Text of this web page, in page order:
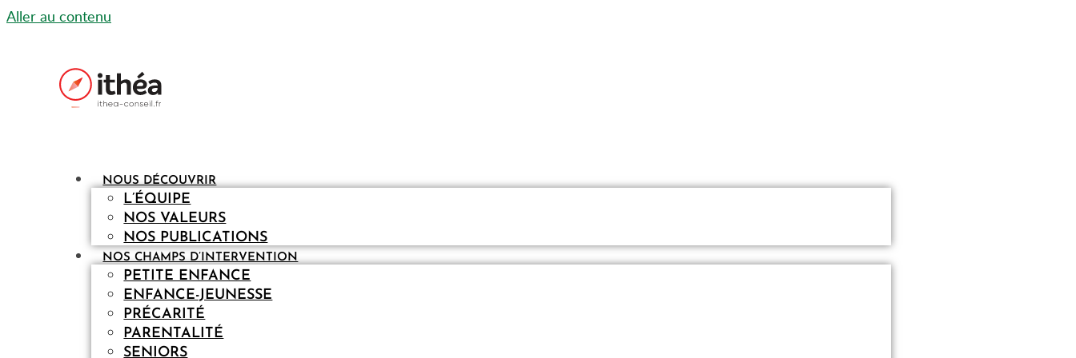
Aller au contenu
NOUS DÉCOUVRIR
L’ÉQUIPE
NOS VALEURS
NOS PUBLICATIONS
NOS CHAMPS D’INTERVENTION
PETITE ENFANCE
ENFANCE-JEUNESSE
PRÉCARITÉ
PARENTALITÉ
SENIORS